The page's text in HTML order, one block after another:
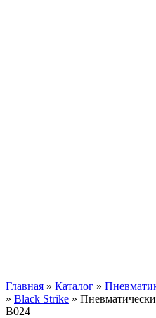
Главная » Каталог »
» Black Strike »
B024